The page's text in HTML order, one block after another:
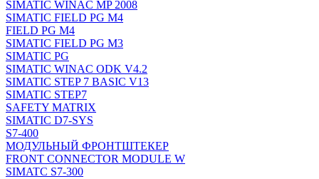
SIMATIC WINAC MP 2008
SIMATIC FIELD PG M4
FIELD PG M4
SIMATIC FIELD PG M3
SIMATIC PG
SIMATIC WINAC ODK V4.2
SIMATIC STEP 7 BASIC V13
SIMATIC STEP7
SAFETY MATRIX
SIMATIC D7-SYS
S7-400
МОДУЛЬНЫЙ ФРОНТШТЕКЕР
FRONT CONNECTOR MODULE W
SIMATC S7-300